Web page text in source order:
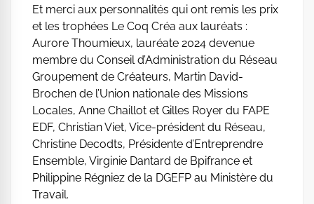
Et merci aux personnalités qui ont remis les prix
et les trophées Le Coq Créa aux lauréats :
Aurore Thoumieux, lauréate 2024 devenue
membre du Conseil d’Administration du Réseau
Groupement de Créateurs, Martin David-
Brochen de l’Union nationale des Missions
Locales, Anne Chaillot et Gilles Royer du FAPE
EDF, Christian Viet, Vice-président du Réseau,
Christine Decodts, Présidente d’Entreprendre
Ensemble, Virginie Dantard de Bpifrance et
Philippine Régniez de la DGEFP au Ministère du
Travail.